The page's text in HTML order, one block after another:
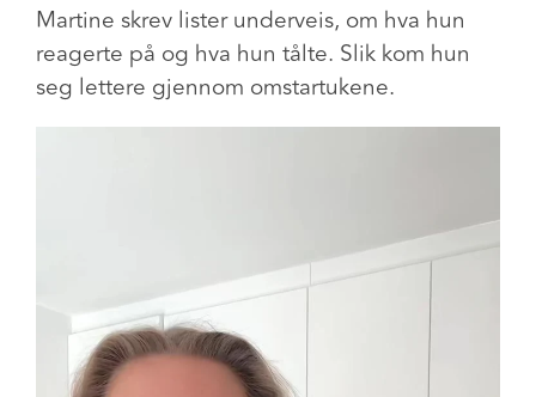
Martine skrev lister underveis, om hva hun
reagerte på og hva hun tålte. Slik kom hun
seg lettere gjennom omstartukene.